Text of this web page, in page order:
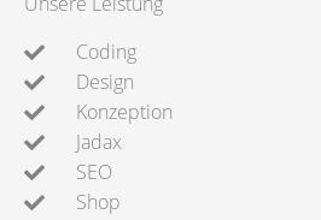
Coding
Design
Konzeption
Jadax
SEO
Shop